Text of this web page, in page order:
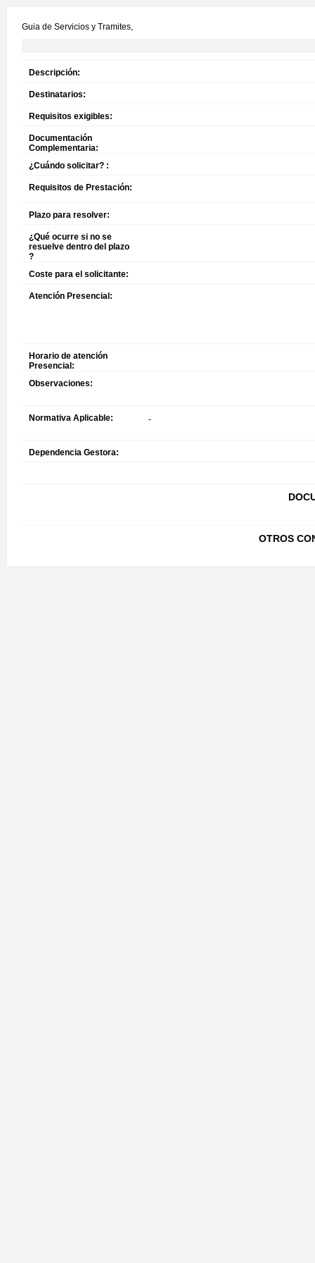
Guia de Servicios y Tramites,
Descripción:
Destinatarios:
Requisitos exigibles:
Documentación
Complementaria:
¿Cuándo solicitar? :
Requisitos de Prestación:
Plazo para resolver:
¿Qué ocurre si no se
resuelve dentro del plazo
?
Coste para el solicitante:
Atención Presencial:
Horario de atención
Presencial:
Observaciones:
Normativa Aplicable: -
Dependencia Gestora:
OTROS